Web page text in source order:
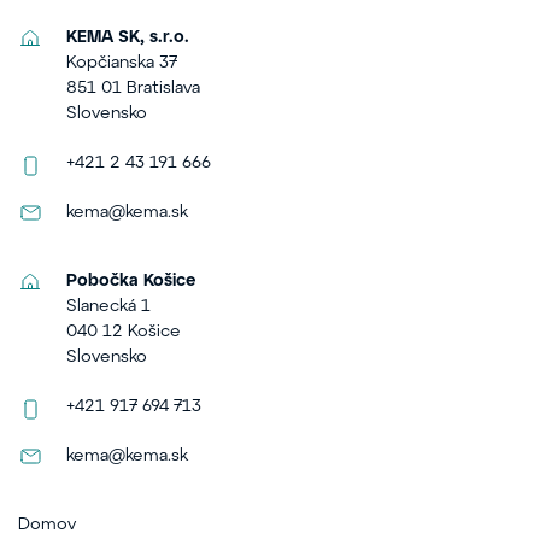
KEMA SK, s.r.o.
Kopčianska 37
851 01 Bratislava
Slovensko
+421 2 43 191 666
kema@kema.sk
Pobočka Košice
Slanecká 1
040 12 Košice
Slovensko
+421 917 694 713
kema@kema.sk
Domov